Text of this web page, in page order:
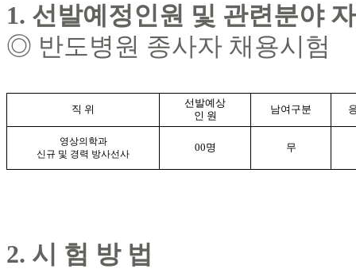
1. 선발예정인원 및 관련분야
◎ 반도병원 종사자 채용시험
직 위
선발예상
인 원
남여구분
영상의학과
신규 및 경력 방사선사
00명 무
2. 시 험 방 법